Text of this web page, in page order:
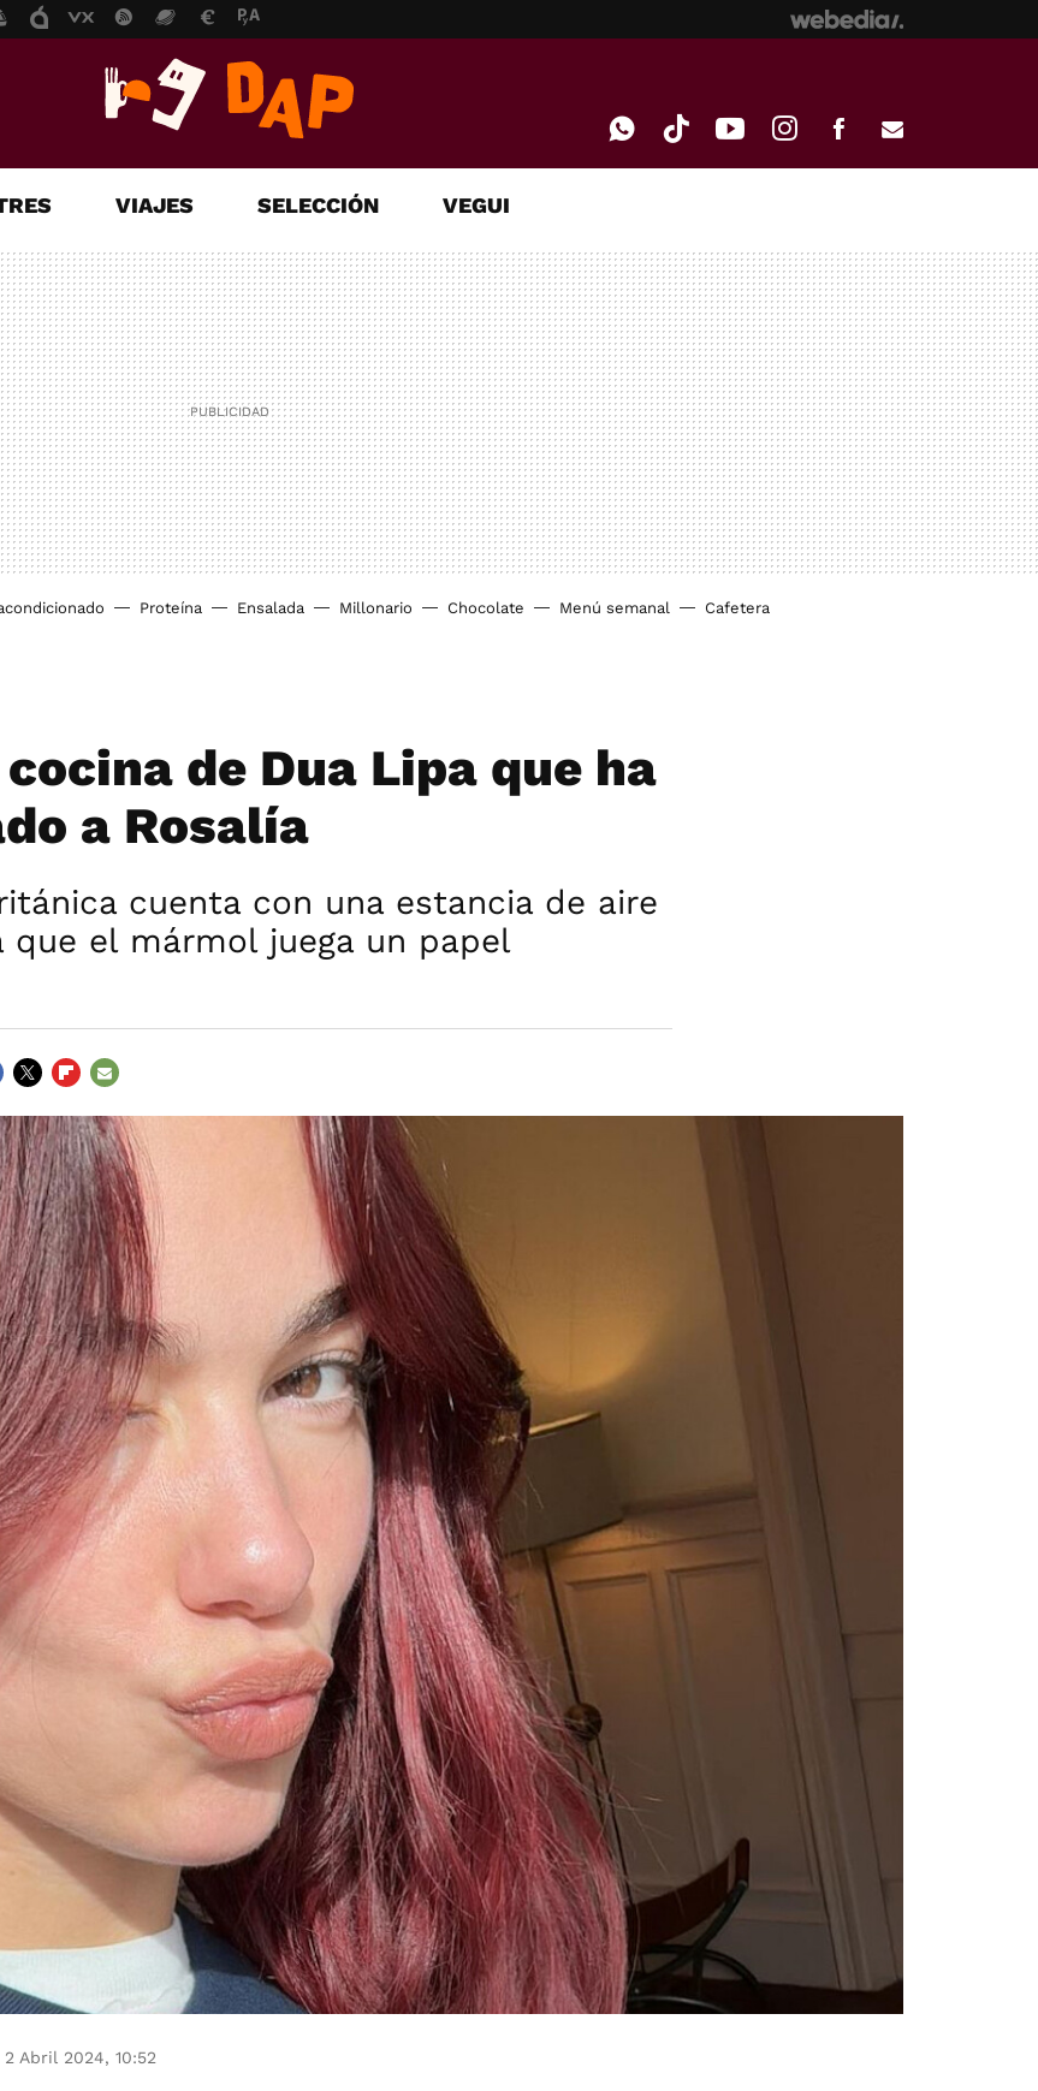
MAIL
VIAJES SELECCIÓN VEGUI
Proteína Ensalada Millonario Chocolate Menú semanal Cafetera
de Dua Lipa que ha
a Rosalía
cuenta con una estancia de aire
que el mármol juega un papel
MAIL
Abril 2024, 10:52